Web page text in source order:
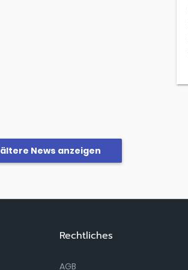
ältere News anzeigen
Rechtliches
AGB